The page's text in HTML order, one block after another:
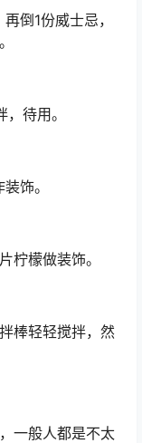
倒1份威士忌，
待用。
饰。
柠檬做装饰。
棒轻轻搅拌，然
一般人都是不太